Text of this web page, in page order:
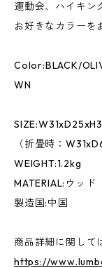
運動会、ハイキン
お好きなカラーを
Color:BLACK/
WN
（折畳時：
WEIGHT:1.2kg
MATERIAL:ウッド
製造国:中国
商品詳細に関して
https://